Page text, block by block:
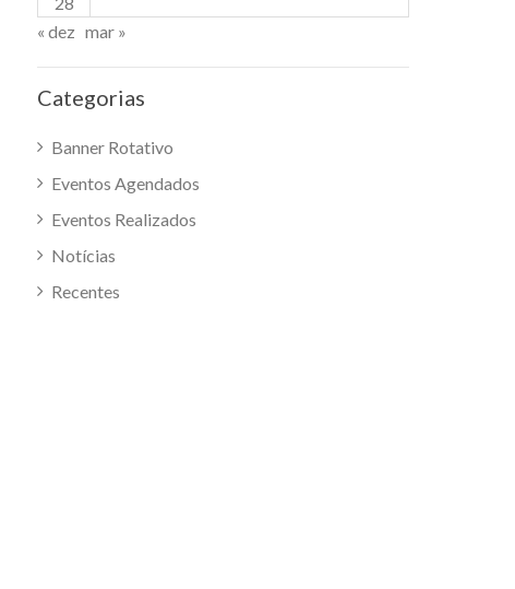
« dez mar »
Categorias
Banner Rotativo
Eventos Agendados
Eventos Realizados
Notícias
Recentes